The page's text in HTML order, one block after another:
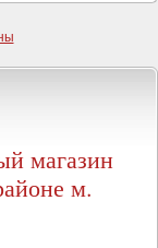
магазин
м.